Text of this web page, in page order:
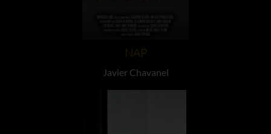
NAP
Javier Chavanel